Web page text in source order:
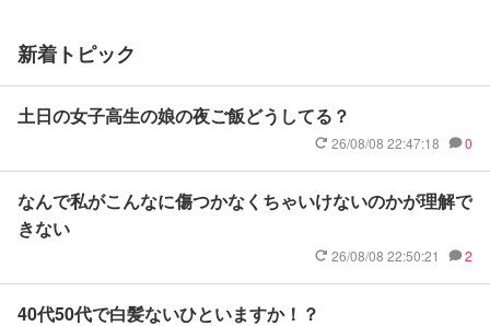
新着トピック
土日の女子高生の娘の夜ご飯どうしてる？
26/08/08 22:47:18 0
なんで私がこんなに傷つかなくちゃいけないのかが理解で
きない
26/08/08 22:50:21 2
40代50代で白髪ないひといますか！？